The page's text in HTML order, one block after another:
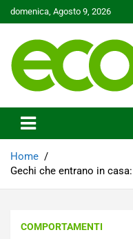
Skip
to
domenica, Agosto 9, 2026
Ecoo.it
Home
Gechi che entrano in
COMPORTAMENTI